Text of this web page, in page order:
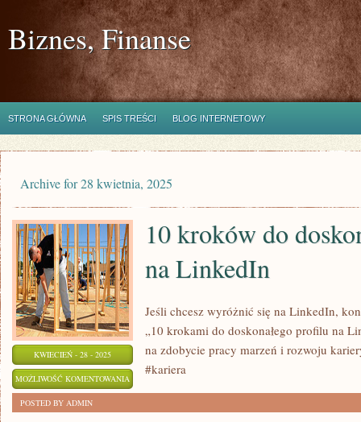
Biznes, Finanse
STRONA GŁÓWNA SPIS TREŚCI BLOG INTERNETOWY
Archive for 28 kwietnia, 2025
KWIECIEŃ - 28 - 2025
MOŻLIWOŚĆ KOMENTOWANIA
ZOSTAŁA WYŁĄCZONA
10 kroków do
na LinkedIn
Jeśli chcesz wyróżnić się na LinkedIn,
„10 krokami do doskonałego profilu na
na zdobycie pracy marzeń i rozwoju
#kariera
POSTED BY ADMIN